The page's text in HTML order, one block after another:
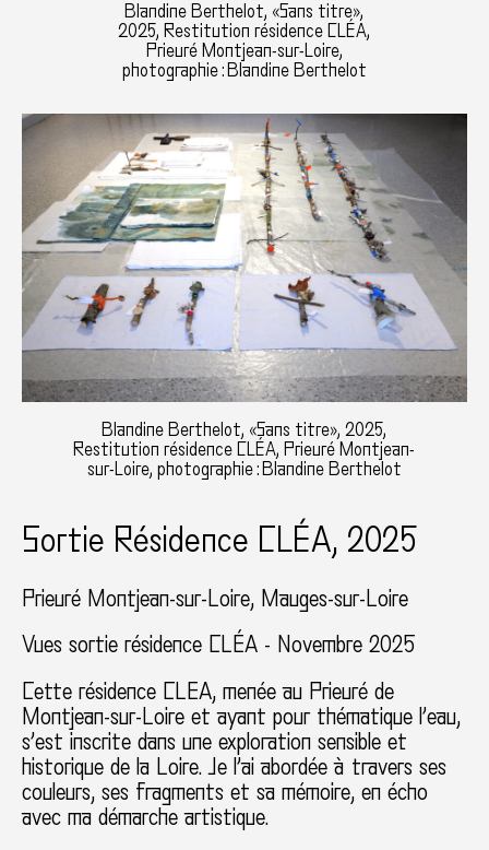
Blandine Berthelot, «Sans titre»,
2025, Restitution résidence CLÉA,
Prieuré Montjean-sur-Loire,
photographie : Blandine Berthelot
Blandine Berthelot, «Sans titre», 2025,
Restitution résidence CLÉA, Prieuré Montjean-
sur-Loire, photographie : Blandine Berthelot
Sortie Résidence CLÉA, 2025
Prieuré Montjean-sur-Loire, Mauges-sur-Loire
Vues sortie résidence CLÉA - Novembre 2025
Cette résidence CLEA, menée au Prieuré de
Montjean-sur-Loire et ayant pour thématique l’eau,
s’est inscrite dans une exploration sensible et
historique de la Loire. Je l’ai abordée à travers ses
couleurs, ses fragments et sa mémoire, en écho
avec ma démarche artistique.